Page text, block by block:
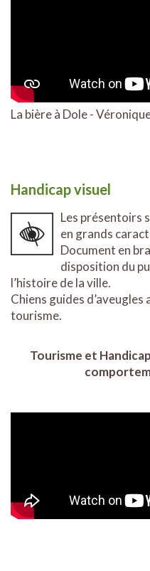
La bière à Dole -
Handicap visuel
Les présentoirs
en grands
Document en
disposition du
l’histoire de la ville.
Chiens guides d’aveugles
tourisme.
Tourisme et